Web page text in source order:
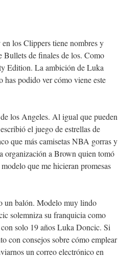
los Clippers tiene nombres y
Bullets de finales de los. Como
Edition. La ambición de Luka
podido ver cómo viene este
los Angeles. Al igual que pueden
el juego de estrellas de
que más camisetas NBA gorras y
organización a Brown quien tomó
que me hicieran promesas
un balón. Modelo muy lindo
solemniza su franquicia como
solo 19 años Luka Doncic. Si
con consejos sobre cómo emplear
un correo electrónico en